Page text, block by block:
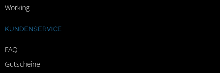
Working
KUNDENSERVICE
FAQ
Gutscheine